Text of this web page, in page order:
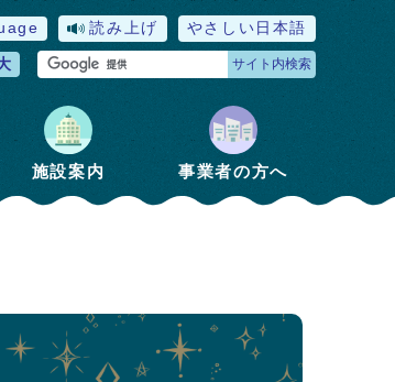
読み上げ やさしい日本語
サイト内検索
施設案内 事業者の方へ